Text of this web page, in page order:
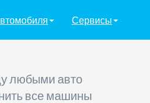
Сервисы
любыми авто
все машины